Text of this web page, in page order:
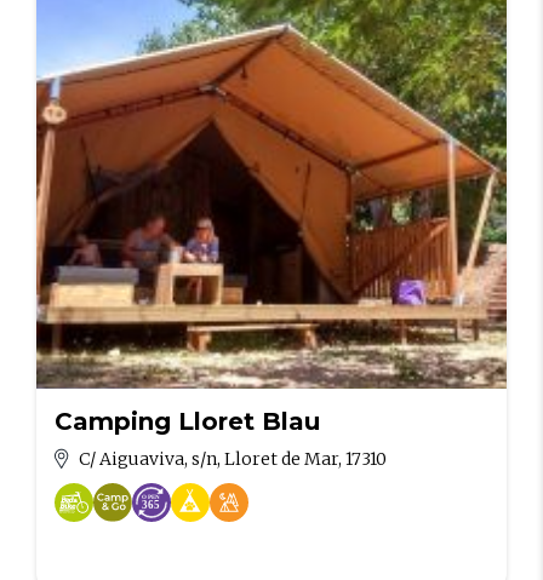
Camping Lloret Blau
C/ Aiguaviva, s/n, Lloret de Mar, 17310